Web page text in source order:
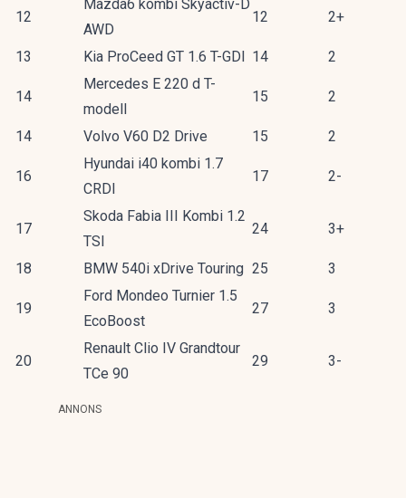
12
Mazda6 kombi Skyactiv-D
AWD
12 2+
13 Kia ProCeed GT 1.6 T-GDI 14 2
14
Mercedes E 220 d T-
modell
15 2
14 Volvo V60 D2 Drive 15 2
16
Hyundai i40 kombi 1.7
CRDI
17 2-
17
Skoda Fabia III Kombi 1.2
TSI
24 3+
18 BMW 540i xDrive Touring 25 3
19
Ford Mondeo Turnier 1.5
EcoBoost
27 3
20
Renault Clio IV Grandtour
TCe 90
29 3-
ANNONS